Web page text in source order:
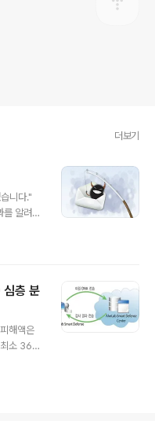
더보기
니다."
를 알려드
을 받기
사람들이
되어 있
한글
피싱 메
이나 주
속아넘
심층 분
해액은
최소 363
억